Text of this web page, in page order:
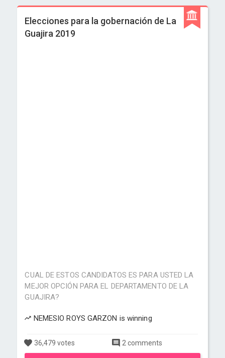
Elecciones para la gobernación de La
Guajira 2019
CUAL DE ESTOS CANDIDATOS ES PARA USTED LA
MEJOR OPCIÓN PARA EL DEPARTAMENTO DE LA
GUAJIRA?
NEMESIO ROYS GARZON is winning
36,479 votes 2 comments